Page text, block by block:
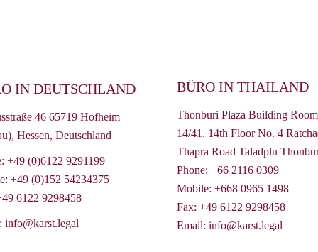
IN DEUTSCHLAND
46 65719 Hofheim
Hessen, Deutschland
+49 (0)6122 9291199
+49 (0)152 54234375
6122 9298458
info@karst.legal
BÜRO IN THAILAND
Thonburi Plaza Building
14/41, 14th Floor No. 4
Thapra Road Taladplu
Phone: +66 2116 0309
Mobile: +668 0965 1498
Fax: +49 6122 9298458
Email: info@karst.legal